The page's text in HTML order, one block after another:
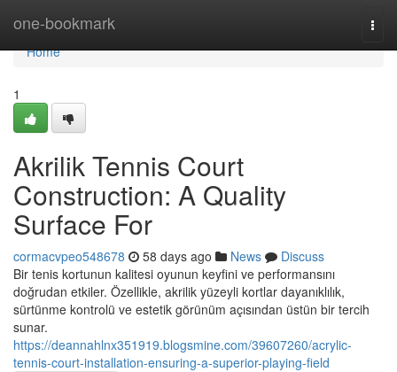
one-bookmark
Home
Home
1
Akrilik Tennis Court
Construction: A Quality
Surface For
cormacvpeo548678 58 days ago News
Discuss
Bir tenis kortunun kalitesi oyunun keyfini ve performansını
doğrudan etkiler. Özellikle, akrilik yüzeyli kortlar dayanıklılık,
sürtünme kontrolü ve estetik görünüm açısından üstün bir tercih
sunar.
https://deannahlnx351919.blogsmine.com/39607260/acrylic-
tennis-court-installation-ensuring-a-superior-playing-field